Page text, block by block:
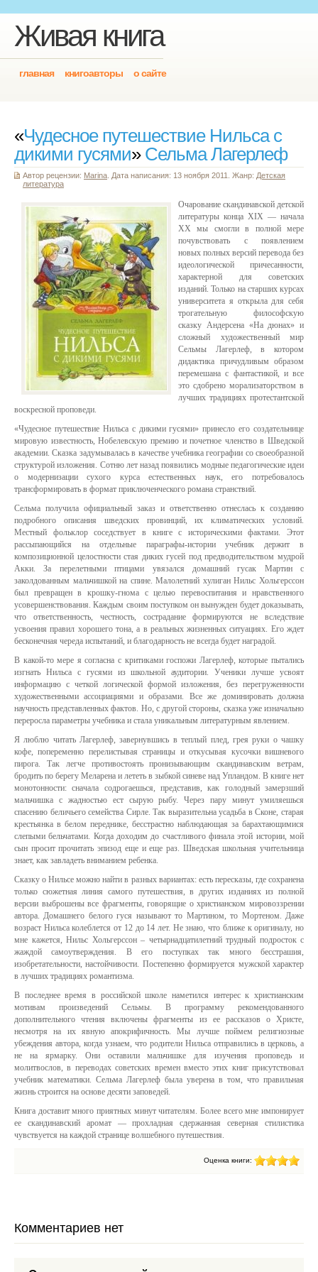
Живая книга
главная книгоавторы о сайте
«Чудесное путешествие Нильса с
дикими гусями» Сельма Лагерлеф
Автор рецензии: Marina . Дата написания: 13 ноября 2011. Жанр: Детская
литература
Очарование скандинавской детской
литературы конца XIX — начала
XX мы смогли в полной мере
почувствовать с появлением
новых полных версий перевода без
идеологической причесанности,
характерной для советских
изданий. Только на старших курсах
университета я открыла для себя
трогательную философскую
сказку Андерсена «На дюнах» и
сложный художественный мир
Сельмы Лагерлеф, в котором
дидактика причудливым образом
перемешана с фантастикой, и все
это сдобрено морализаторством в
лучших традициях протестантской
воскресной проповеди.
«Чудесное путешествие Нильса с дикими гусями» принесло его создательнице
мировую известность, Нобелевскую премию и почетное членство в Шведской
академии. Сказка задумывалась в качестве учебника географии со своеобразной
структурой изложения. Сотню лет назад появились модные педагогические идеи
о модернизации сухого курса естественных наук, его потребовалось
трансформировать в формат приключенческого романа странствий.
Сельма получила официальный заказ и ответственно отнеслась к созданию
подробного описания шведских провинций, их климатических условий.
Местный фольклор соседствует в книге с историческими фактами. Этот
рассыпающийся на отдельные параграфы-истории учебник держит в
композиционной целостности стая диких гусей под предводительством мудрой
Акки. За перелетными птицами увязался домашний гусак Мартин с
заколдованным мальчишкой на спине. Малолетний хулиган Нильс Хольгерссон
был превращен в крошку-гнома с целью перевоспитания и нравственного
усовершенствования. Каждым своим поступком он вынужден будет доказывать,
что ответственность, честность, сострадание формируются не вследствие
усвоения правил хорошего тона, а в реальных жизненных ситуациях. Его ждет
бесконечная череда испытаний, и благодарность не всегда будет наградой.
В какой-то мере я согласна с критиками госпожи Лагерлеф, которые пытались
изгнать Нильса с гусями из школьной аудитории. Ученики лучше усвоят
информацию с четкой логической формой изложения, без перегруженности
художественными ассоциациями и образами. Все же доминировать должна
научность представленных фактов. Но, с другой стороны, сказка уже изначально
переросла параметры учебника и стала уникальным литературным явлением.
Я люблю читать Лагерлеф, завернувшись в теплый плед, грея руки о чашку
кофе, попеременно перелистывая страницы и откусывая кусочки вишневого
пирога. Так легче противостоять пронизывающим скандинавским ветрам,
бродить по берегу Меларена и лететь в зыбкой синеве над Упландом. В книге нет
монотонности: сначала содрогаешься, представив, как голодный замерзший
мальчишка с жадностью ест сырую рыбу. Через пару минут умиляешься
спасению беличьего семейства Сирле. Так выразительна усадьба в Сконе, старая
крестьянка в белом переднике, бесстрастно наблюдающая за барахтающимися
слепыми бельчатами. Когда доходим до счастливого финала этой истории, мой
сын просит прочитать эпизод еще и еще раз. Шведская школьная учительница
знает, как завладеть вниманием ребенка.
Сказку о Нильсе можно найти в разных вариантах: есть пересказы, где сохранена
только сюжетная линия самого путешествия, в других изданиях из полной
версии выброшены все фрагменты, говорящие о христианском мировоззрении
автора. Домашнего белого гуся называют то Мартином, то Мортеном. Даже
возраст Нильса колеблется от 12 до 14 лет. Не знаю, что ближе к оригиналу, но
мне кажется, Нильс Хольгерссон – четырнадцатилетний трудный подросток с
жаждой самоутверждения. В его поступках так много бесстрашия,
изобретательности, настойчивости. Постепенно формируется мужской характер
в лучших традициях романтизма.
В последнее время в российской школе наметился интерес к христианским
мотивам произведений Сельмы. В программу рекомендованного
дополнительного чтения включены фрагменты из ее рассказов о Христе,
несмотря на их явную апокрифичность. Мы лучше поймем религиозные
убеждения автора, когда узнаем, что родители Нильса отправились в церковь, а
не на ярмарку. Они оставили мальчишке для изучения проповедь и
молитвослов, в переводах советских времен вместо этих книг присутствовал
учебник математики. Сельма Лагерлеф была уверена в том, что правильная
жизнь строится на основе десяти заповедей.
Книга доставит много приятных минут читателям. Более всего мне импонирует
ее скандинавский аромат — прохладная сдержанная северная стилистика
чувствуется на каждой странице волшебного путешествия.
Оценка книги:
Комментариев нет